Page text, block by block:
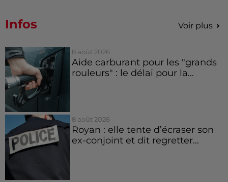
Infos Voir plus
8 août 2026
Aide carburant pour les "grands
rouleurs" : le délai pour la...
8 août 2026
Royan : elle tente d’écraser son
ex-conjoint et dit regretter...